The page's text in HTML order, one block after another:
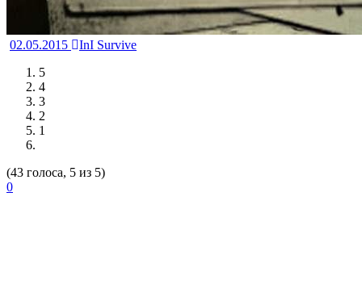
02.05.2015
InI Survive
5
4
3
2
1
(43 голоса, 5 из 5)
0